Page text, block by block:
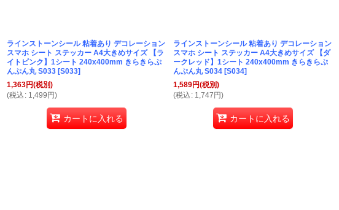
ラインストーンシール 粘着あり デコレーション
スマホ シート ステッカー A4大きめサイズ 【ラ
イトピンク】1シート 240x400mm きらきらぷ
んぷん丸 S033 [S033]
1,363円(税別)
(税込 : 1,499 円)
カートに入れる
ラインストーンシール 粘着あり デコレーション
スマホ シート ステッカー A4大きめサイズ 【ダ
ークレッド】1シート 240x400mm きらきらぷ
んぷん丸 S034 [S034]
1,589円(税別)
(税込 : 1,747 円)
カートに入れる